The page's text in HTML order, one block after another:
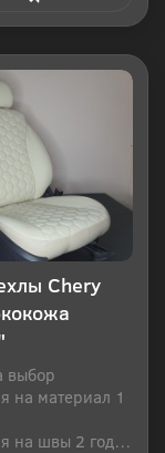
Chery
выбор
на материал 1
на швы 2 года